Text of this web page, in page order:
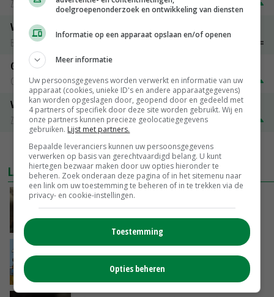
Zuivel NL
€ 7,00
Vleeskuikens 2001-2600 gr
Barneveld
~
Gerst
Groningen
€ 197,00 € 2,00
Volle melkpoeder
Zuivel NL
€ 345,00
MEER MARKTPRIJZEN
LAATSTE NIEUWS
‘Samenwerking A-ware en Amalthea gaat
zorgen voor meer balans’
Internationale vraag naar geitenzuivel blijft
GISTEREN, 15:33
doelgroepenonderzoek en ontwikkeling van diensten
Informatie op een apparaat opslaan en/of openen
Meer informatie
Uw persoonsgegevens worden verwerkt en informatie van uw
apparaat (cookies, unieke ID's en andere apparaatgegevens)
kan worden opgeslagen door, geopend door en gedeeld met
4 partners of specifiek door deze site worden gebruikt. Wij en
onze partners kunnen precieze geolocatiegegevens
gebruiken. Lijst met partners.
Bepaalde leveranciers kunnen uw persoonsgegevens
verwerken op basis van gerechtvaardigd belang. U kunt
hiertegen bezwaar maken door uw opties hieronder te
beheren. Zoek onderaan deze pagina of in het sitemenu naar
een link om uw toestemming te beheren of in te trekken via de
privacy- en cookie-instellingen.
Toestemming
Opties beheren